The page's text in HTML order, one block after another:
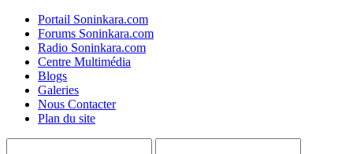
Portail Soninkara.com
Forums Soninkara.com
Radio Soninkara.com
Centre Multimédia
Blogs
Galeries
Nous Contacter
Plan du site